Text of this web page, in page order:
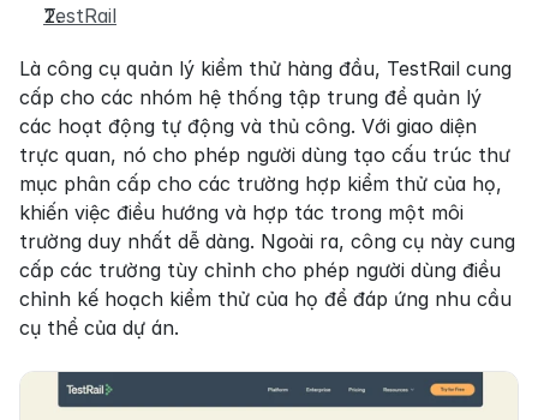
TestRail
Là công cụ quản lý kiểm thử hàng đầu, TestRail cung
cấp cho các nhóm hệ thống tập trung để quản lý
các hoạt động tự động và thủ công. Với giao diện
trực quan, nó cho phép người dùng tạo cấu trúc thư
mục phân cấp cho các trường hợp kiểm thử của họ,
khiến việc điều hướng và hợp tác trong một môi
trường duy nhất dễ dàng. Ngoài ra, công cụ này cung
cấp các trường tùy chỉnh cho phép người dùng điều
chỉnh kế hoạch kiểm thử của họ để đáp ứng nhu cầu
cụ thể của dự án.